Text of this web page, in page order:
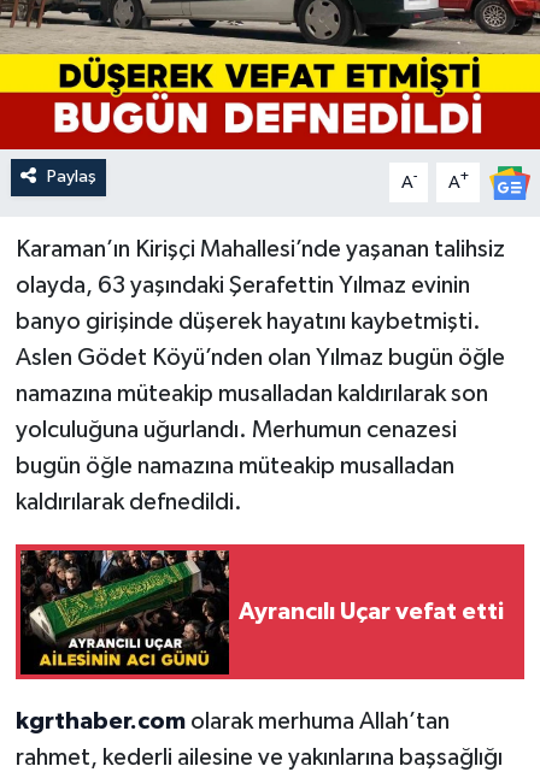
Paylaş A- A+
Karaman’ın Kirişçi Mahallesi’nde yaşanan talihsiz
olayda, 63 yaşındaki Şerafettin Yılmaz evinin
banyo girişinde düşerek hayatını kaybetmişti.
Aslen Gödet Köyü’nden olan Yılmaz bugün öğle
namazına müteakip musalladan kaldırılarak son
yolculuğuna uğurlandı. Merhumun cenazesi
bugün öğle namazına müteakip musalladan
kaldırılarak defnedildi.
Ayrancılı Uçar vefat etti
kgrthaber.comolarak merhuma Allah’tan
rahmet, kederli ailesine ve yakınlarına başsağlığı